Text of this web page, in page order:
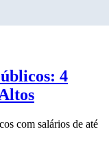
4
com salários de até